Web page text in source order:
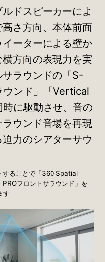
ドスピーカーによ
さ方向、本体前面
ーターによる壁か
方向の表現力を実
ラウンドの「S-
ウンド」「Vertical
に駆動させ、音の
ウンド音場を再現
力のシアターサウ
することで「360 Spatial
フロントサラウンド」を
す